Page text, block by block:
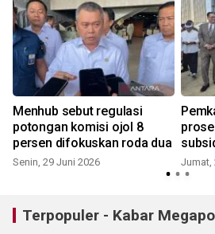
Menhub sebut regulasi
potongan komisi ojol 8
persen difokuskan roda dua
Senin, 29 Juni 2026
juta
Jumat,
Terpopuler - Kabar